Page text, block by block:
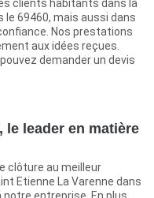
clients habitants dans la
le 69460, mais aussi dans
Nos prestations
aux idées reçues.
demander un devis
le leader en matière
clôture au meilleur
Etienne La Varenne dans
notre entreprise. En plus